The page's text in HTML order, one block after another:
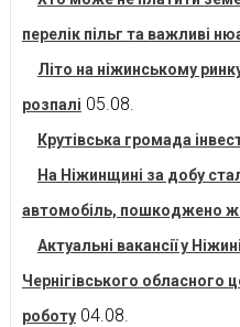
перелік пільг та важливі
Літо на ніжинському
розпалі 05.08.
Крутівська громада
На Ніжинщині за добу
автомобіль, пошкоджено
Актуальні вакансії у
Чернігівського обласного
роботу 04.08.